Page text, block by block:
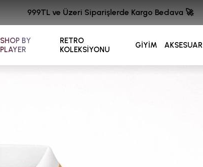
SHOP BY
PLAYER
RETRO
KOLEKSİYONU
GİYİM AKSESUAR
999TL ve Üzeri Siparişlerde Kargo Bedava 🚀